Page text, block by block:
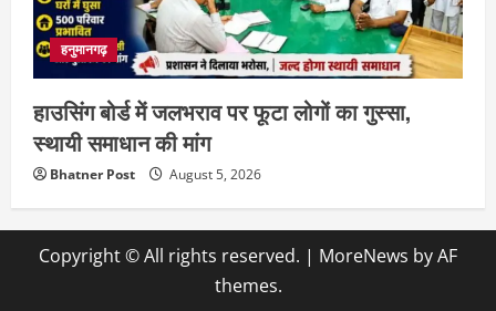
हनुमानगढ़
हाउसिंग बोर्ड में जलभराव पर फूटा लोगों का गुस्सा,
स्थायी समाधान की मांग
Bhatner Post August 5, 2026
Copyright © All rights reserved. | MoreNews by AF
themes.